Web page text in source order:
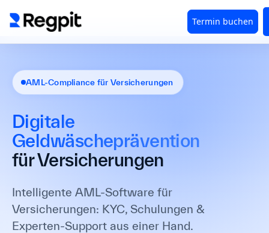
AML-Compliance für Versicherungen
Digitale
Geldwäscheprävention
für Versicherungen
Intelligente AML-Software für
Versicherungen: KYC, Schulungen &
Experten-Support aus einer Hand.